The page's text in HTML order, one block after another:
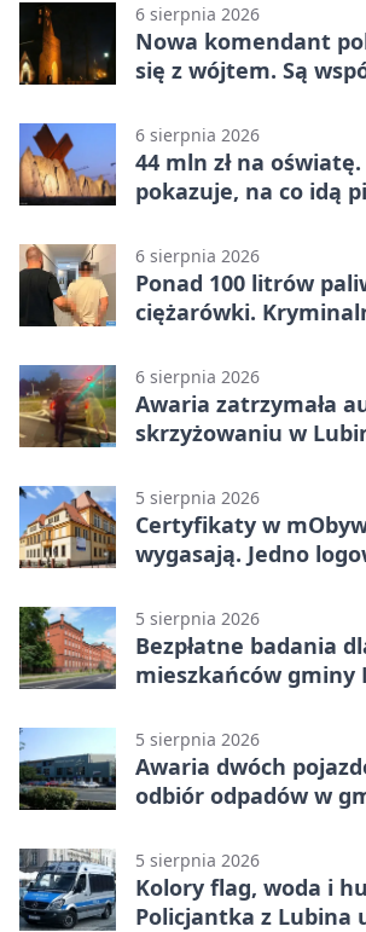
6 sierpnia 2026
Nowa komendant
się z wójtem. Są
6 sierpnia 2026
44 mln zł na
pokazuje, na co idą
6 sierpnia 2026
Ponad 100 litrów
ciężarówki.
6 sierpnia 2026
Awaria zatrzymała
skrzyżowaniu w
5 sierpnia 2026
Certyfikaty w
wygasają. Jedno
5 sierpnia 2026
Bezpłatne badania
mieszkańców gminy
5 sierpnia 2026
Awaria dwóch
odbiór odpadów w
5 sierpnia 2026
Kolory flag, woda i
Policjantka z Lubina